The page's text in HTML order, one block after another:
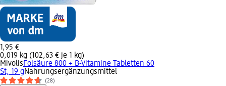
1,95 €
0,019 kg (102,63 € je 1 kg)
MivolisFolsäure 800 + B-Vitamine Tabletten 60
St, 19 gNahrungsergänzungsmittel
(28)